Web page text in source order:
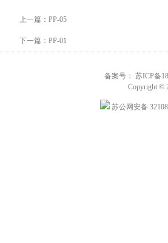
上一篇： PP-05
下一篇： PP-01
备案号： 苏ICP备
Copyright ©
苏公网安备